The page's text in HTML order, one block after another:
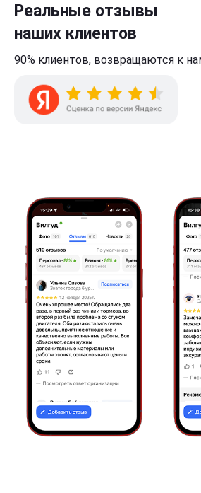
Реальные отзывы
наших клиентов
90% клиентов, возвращаются к